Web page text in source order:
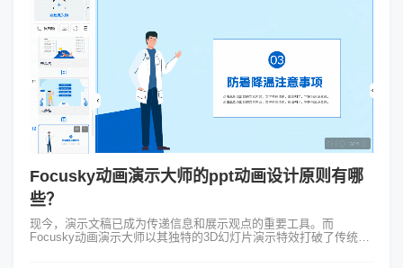
Focusky动画演示大师的ppt动画设计原则有哪
些？
现今，演示文稿已成为传递信息和展示观点的重要工具。而
Focusky动画演示大师以其独特的3D幻灯片演示特效打破了传统的